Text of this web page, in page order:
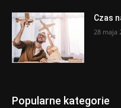
Czas
28 maja
Popularne kategorie